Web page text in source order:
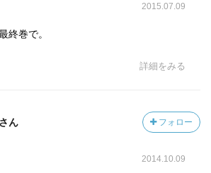
部氏の本流が自分の血を継ぐ者でなく
安倍頼良の側室の娘(結有)を婚姻を結ん
るのではないかと考えるようになっ
は新たな陸奥国主になることが予想さ
千代童丸が経清の子：清丸(奥州藤原三
下になるなんて悔しい、そんな風に甘ん
うに仕組んでやればいい。そういうこ
2015.07.09
終巻で。
詳細をみる
ん フォロー
2014.10.09